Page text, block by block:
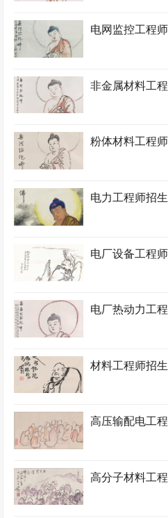
电网监控工程
非金属材料工
粉体材料工程
电力工程师招
电厂设备工程
电厂热动力工
材料工程师招
高压输配电工
高分子材料工